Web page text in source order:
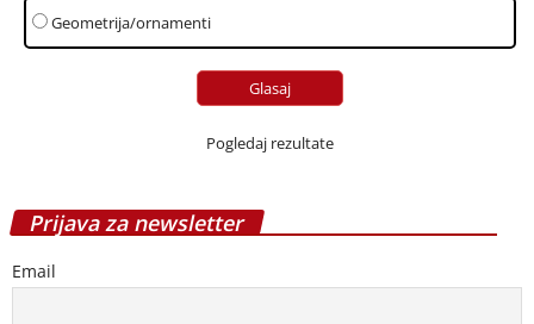
Geometrija/ornamenti
Pogledaj rezultate
Prijava za newsletter
Email